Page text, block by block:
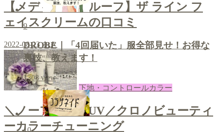
【メディカルプルーフ】ザ ライン フ
ェイスクリームの口コミ
2022-08-23 あき
下地・コントロールカラー
＼ノーファンデUV／クロノビューティ
ーカラーチューニング
9
DROBE｜「4回届いた」服全部見せ！お得な
裏技、教えます！
1308view
10